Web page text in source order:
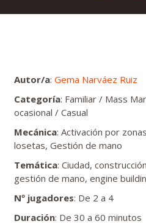
Autor/a: Gema Narváez Ruiz
Categoría: Familiar / Mass
ocasional / Casual
Mecánica: Activación por
losetas, Gestión de mano
Temática: Ciudad,
gestión de mano, engine
Nº jugadores: De 2 a 4
Duración: De 30 a 60 minutos